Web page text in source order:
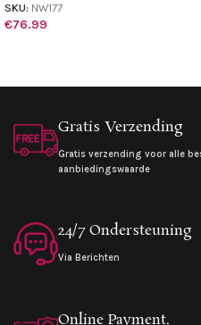
SKU: NW177
€76.99
Gratis Verzending
Gratis verzending voor alle
aanbiedingswaarde
24/7 Ondersteuning
Via Berichten
Online Payment.